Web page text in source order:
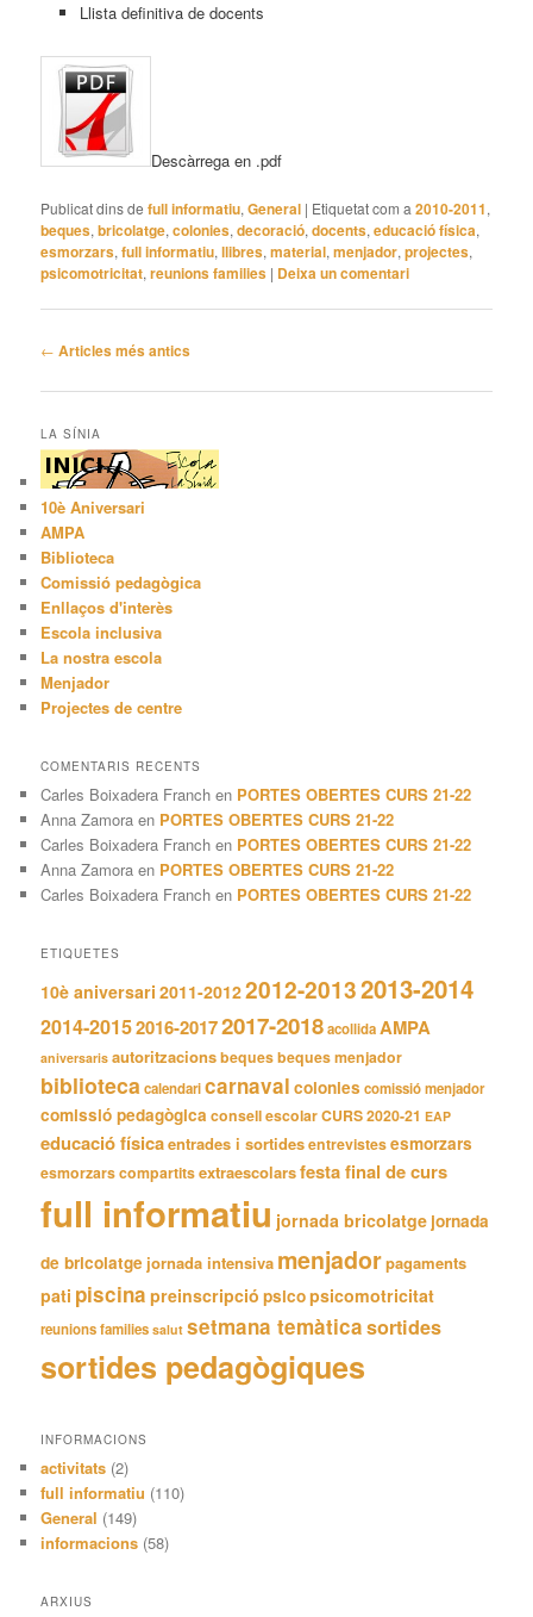
Llista definitiva de docents
Descàrrega en .pdf
Publicat dins de full informatiu,General | Etiquetat com a 2010-2011,
beques,bricolatge,colonies,decoració,docents,educació física,
esmorzars,full informatiu,llibres,material,menjador,projectes,
psicomotricitat,reunions families | Deixa un comentari
Navegació
articles
← Articles més antics
LA SÍNIA
10è Aniversari
AMPA
Biblioteca
Comissió pedagògica
Enllaços d'interès
Escola inclusiva
La nostra escola
Menjador
Projectes de centre
COMENTARIS RECENTS
Carles Boixadera Franch en PORTES OBERTES CURS 21-22
Anna Zamora en PORTES OBERTES CURS 21-22
Carles Boixadera Franch en PORTES OBERTES CURS 21-22
Anna Zamora en PORTES OBERTES CURS 21-22
Carles Boixadera Franch en PORTES OBERTES CURS 21-22
ETIQUETES
10è aniversari 2011-20122012-20132013-2014
2014-20152016-20172017-2018acollidaAMPA
aniversaris autoritzacionsbequesbeques menjador
bibliotecacalendaricarnaval colonies comissió menjador
comissió pedagògica consell escolarCURS 2020-21 EAP
educació físicaentrades i sortidesentrevistesesmorzars
esmorzars compartitsextraescolarsfesta final de curs
full informatiu jornada bricolatge jornada
de bricolatge jornada intensiva menjadorpagaments
pati piscina preinscripció psicopsicomotricitat
reunions families salut setmana temàticasortides
sortides pedagògiques
INFORMACIONS
activitats (2)
full informatiu (110)
General (149)
informacions (58)
ARXIUS